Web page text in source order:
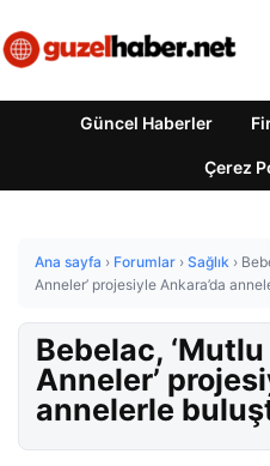
Güncel Haberler
Çerez
Ana sayfa › Forumlar › Sağlık ›
Anneler’ projesiyle Ankara’da
Bebelac,
Anneler’
annelerle